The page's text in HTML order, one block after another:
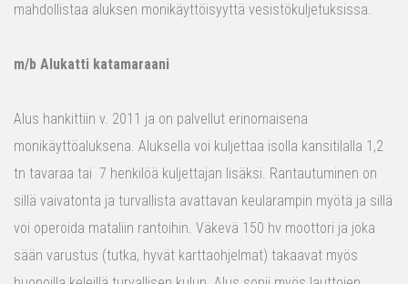
mahdollistaa aluksen monikäyttöisyyttä vesistökuljetuksissa.
m/b Alukatti katamaraani
Alus hankittiin v. 2011 ja on palvellut erinomaisena
monikäyttöaluksena. Aluksella voi kuljettaa isolla kansitilalla 1,2
tn tavaraa tai 7 henkilöä kuljettajan lisäksi. Rantautuminen on
sillä vaivatonta ja turvallista avattavan keularampin myötä ja sillä
voi operoida mataliin rantoihin. Väkevä 150 hv moottori ja joka
sään varustus (tutka, hyvät karttaohjelmat) takaavat myös